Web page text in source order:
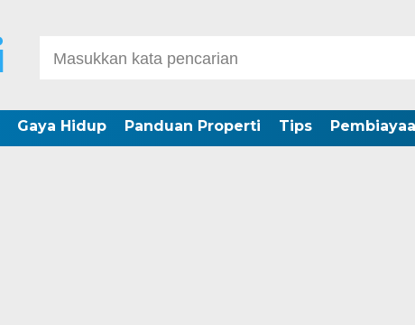
Gaya Hidup Panduan Properti Tips